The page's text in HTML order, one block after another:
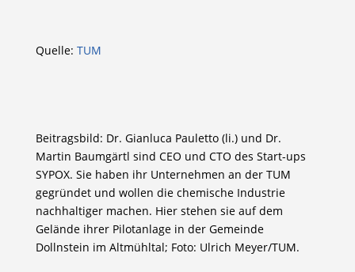
Quelle: TUM
Beitragsbild: Dr. Gianluca Pauletto (li.) und Dr.
Martin Baumgärtl sind CEO und CTO des Start-ups
SYPOX. Sie haben ihr Unternehmen an der TUM
gegründet und wollen die chemische Industrie
nachhaltiger machen. Hier stehen sie auf dem
Gelände ihrer Pilotanlage in der Gemeinde
Dollnstein im Altmühltal; Foto: Ulrich Meyer/TUM.